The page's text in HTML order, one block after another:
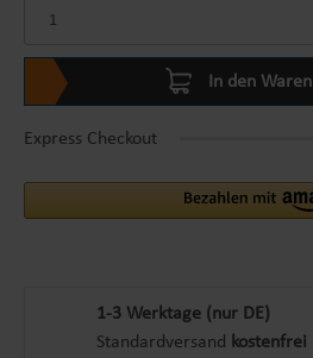
In den
Express Checkout
1-3 Werktage (nur DE)
Standardversand kostenfrei